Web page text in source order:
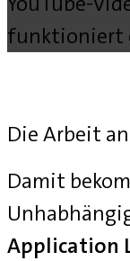
funktioniert
Die Arbeit
Damit
Application